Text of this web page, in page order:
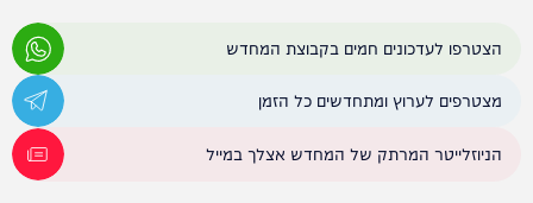
הצטרפו לעדכונים חמים בקבוצת המחדש
מצטרפים לערוץ ומתחדשים כל הזמן
הניוזלייטר המרתק של המחדש אצלך במייל